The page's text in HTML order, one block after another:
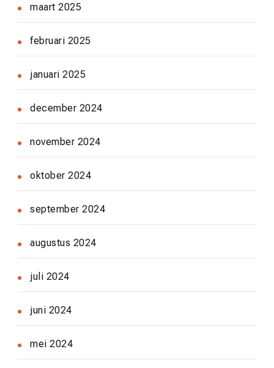
maart 2025
februari 2025
januari 2025
december 2024
november 2024
oktober 2024
september 2024
augustus 2024
juli 2024
juni 2024
mei 2024